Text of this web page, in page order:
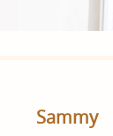
Sammy